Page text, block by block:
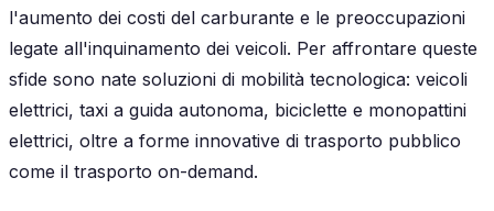
l'aumento dei costi del carburante e le preoccupazioni
legate all'inquinamento dei veicoli. Per affrontare queste
sfide sono nate soluzioni di mobilità tecnologica: veicoli
elettrici, taxi a guida autonoma, biciclette e monopattini
elettrici, oltre a forme innovative di trasporto pubblico
come il trasporto on-demand.